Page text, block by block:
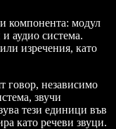
компонента: модул
аудио система.
изречения, като
говор, независимо
звучи
тези единици във
като речеви звуци.